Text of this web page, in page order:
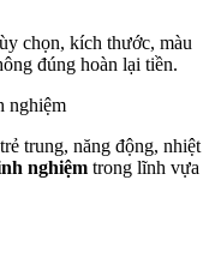
chọn, kích thước, màu
đúng hoàn lại tiền.
trung, năng động, nhiệt
nghiệm trong lĩnh vựa